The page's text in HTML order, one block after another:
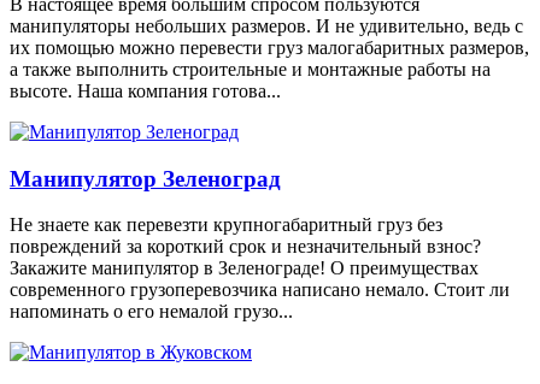
манипуляторы небольших размеров. И не удивительно, ведь с
их помощью можно перевести груз малогабаритных размеров,
а также выполнить строительные и монтажные работы на
высоте. Наша компания готова...
Манипулятор Зеленоград
Не знаете как перевезти крупногабаритный груз без
повреждений за короткий срок и незначительный взнос?
Закажите манипулятор в Зеленограде! О преимуществах
современного грузоперевозчика написано немало. Стоит ли
напоминать о его немалой грузо...